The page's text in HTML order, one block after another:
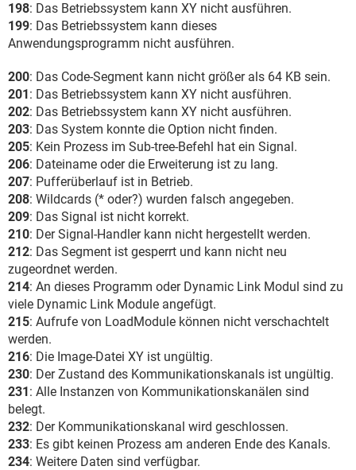
198: Das Betriebssystem kann XY nicht ausführen.
199: Das Betriebssystem kann dieses
Anwendungsprogramm nicht ausführen.
200: Das Code-Segment kann nicht größer als 64 KB sein.
201: Das Betriebssystem kann XY nicht ausführen.
202: Das Betriebssystem kann XY nicht ausführen.
203: Das System konnte die Option nicht finden.
205: Kein Prozess im Sub-tree-Befehl hat ein Signal.
206: Dateiname oder die Erweiterung ist zu lang.
207: Pufferüberlauf ist in Betrieb.
208: Wildcards (* oder?) wurden falsch angegeben.
209: Das Signal ist nicht korrekt.
210: Der Signal-Handler kann nicht hergestellt werden.
212: Das Segment ist gesperrt und kann nicht neu
zugeordnet werden.
214: An dieses Programm oder Dynamic Link Modul sind zu
viele Dynamic Link Module angefügt.
215: Aufrufe von LoadModule können nicht verschachtelt
werden.
216: Die Image-Datei XY ist ungültig.
230: Der Zustand des Kommunikationskanals ist ungültig.
231: Alle Instanzen von Kommunikationskanälen sind
belegt.
232: Der Kommunikationskanal wird geschlossen.
233: Es gibt keinen Prozess am anderen Ende des Kanals.
234: Weitere Daten sind verfügbar.